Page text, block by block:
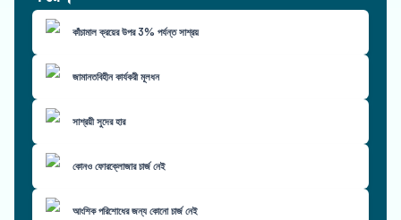
কাঁচামাল ক্রয়ের উপর 3% পর্যন্ত সাশ্রয়
জামানতবিহীন কার্যকরী মূলধন
সাশ্রয়ী সুদের হার
কোনও ফোরক্লোজার চার্জ নেই
আংশিক পরিশোধের জন্য কোনো চার্জ নেই